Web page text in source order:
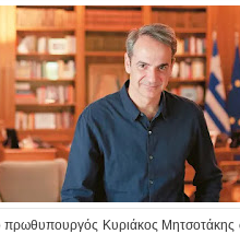
Κυριάκος Μητσοτάκης